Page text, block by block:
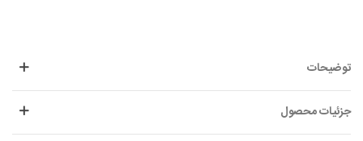
توضیحات
جزئیات محصول